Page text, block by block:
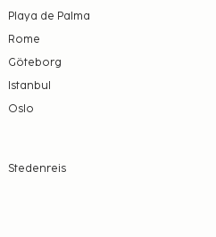
Playa de Palma
Rome
Göteborg
Istanbul
Oslo
Stedenreis